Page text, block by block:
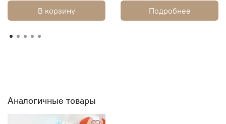
В корзину Подробнее
Аналогичные товары